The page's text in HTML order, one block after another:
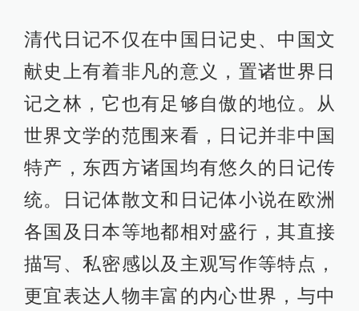
清代日记不仅在中国日记史、中国文
献史上有着非凡的意义，置诸世界日
记之林，它也有足够自傲的地位。从
世界文学的范围来看，日记并非中国
特产，东西方诸国均有悠久的日记传
统。日记体散文和日记体小说在欧洲
各国及日本等地都相对盛行，其直接
描写、私密感以及主观写作等特点，
更宜表达人物丰富的内心世界，与中